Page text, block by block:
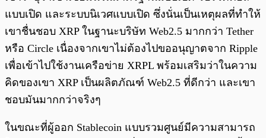
แบบเปิด และระบบนิเวศแบบเปิด ซึ่งนั่นเป็นเหตุผลที่ทำให้
เขาชื่นชอบ XRP ในฐานะบริษัท Web2.5 มากกว่า Tether
หรือ Circle เนื่องจากเขาไม่ต้องไปขออนุญาตจาก Ripple
เพื่อเข้าไปใช้งานเครือข่าย XRPL พร้อมเสริมว่าในความ
คิดของเขา XRP เป็นผลิตภัณฑ์ Web2.5 ที่ดีกว่า และเขา
ชอบมันมากกว่าจริงๆ
ในขณะที่ผู้ออก Stablecoin แบบรวมศูนย์มีความสามารถ